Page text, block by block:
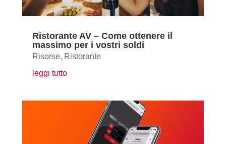
Ristorante AV – Come ottenere il
massimo per i vostri soldi
Risorse, Ristorante
leggi tutto